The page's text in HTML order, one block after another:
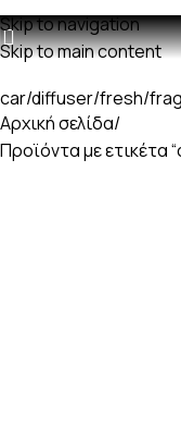
Skip to navigation
Skip to main content
car/diffuser/fresh/
Αρχική σελίδα
Προϊόντα με